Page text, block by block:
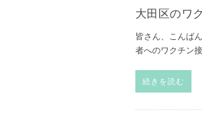
大田区のワ
皆さん、こんば
者へのワクチン
続きを読む